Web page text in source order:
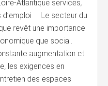
Atlantique services,
d’emploi Le secteur du
revêt une importance
que social.
augmentation et
les exigences en
des espaces